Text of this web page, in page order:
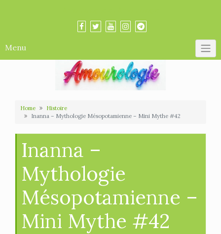
Menu
Home
Histoire
Inanna – Mythologie Mésopotamienne – Mini Mythe #42
Inanna –
Mythologie
Mésopotamienne –
Mini Mythe #42